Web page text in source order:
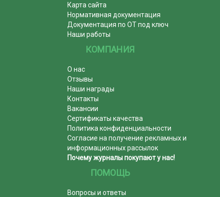
Карта сайта
Нормативная документация
Документация по ОТ под ключ
Наши работы
КОМПАНИЯ
О нас
Отзывы
Наши награды
Контакты
Вакансии
Сертификаты качества
Политика конфиденциальности
Согласие на получение рекламных и
информационных рассылок
Почему журналы покупают у нас!
ПОМОЩЬ
Вопросы и ответы